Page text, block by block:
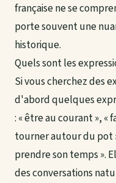
française ne se
porte souvent une
historique.
Quels sont les
Si vous cherchez des
d'abord quelques
: « être au courant », «
tourner autour du pot
prendre son temps ».
des conversations